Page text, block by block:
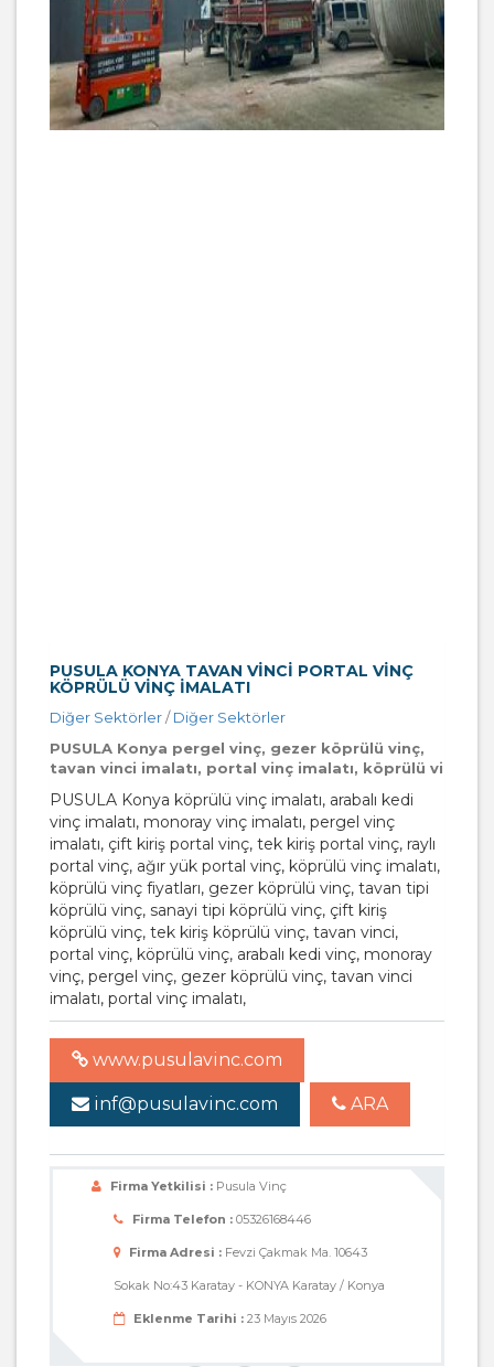
PUSULA KONYA TAVAN VINCI PORTAL VINÇ
KÖPRÜLÜ VINÇ IMALATI
Diğer Sektörler/Diğer Sektörler
PUSULA Konya pergel vinç, gezer köprülü vinç,
tavan vinci imalatı, portal vinç imalatı, köprülü vi
PUSULA Konya köprülü vinç imalatı, arabalı kedi
vinç imalatı, monoray vinç imalatı, pergel vinç
imalatı, çift kiriş portal vinç, tek kiriş portal vinç, raylı
portal vinç, ağır yük portal vinç, köprülü vinç imalatı,
köprülü vinç fiyatları, gezer köprülü vinç, tavan tipi
köprülü vinç, sanayi tipi köprülü vinç, çift kiriş
köprülü vinç, tek kiriş köprülü vinç, tavan vinci,
portal vinç, köprülü vinç, arabalı kedi vinç, monoray
vinç, pergel vinç, gezer köprülü vinç, tavan vinci
imalatı, portal vinç imalatı,
www.pusulavinc.com
inf@pusulavinc.com ARA
Firma Yetkilisi : Pusula Vinç
Firma Telefon : 05326168446
Firma Adresi : Fevzi Çakmak Ma. 10643
Sokak No:43 Karatay - KONYA Karatay / Konya
Eklenme Tarihi : 23 Mayıs 2026